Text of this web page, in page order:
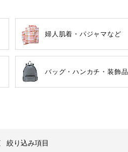
ていない商品を検索できます。
婦人肌着・パジャマなど
バッグ・ハンカチ・装飾品
絞り込み項目